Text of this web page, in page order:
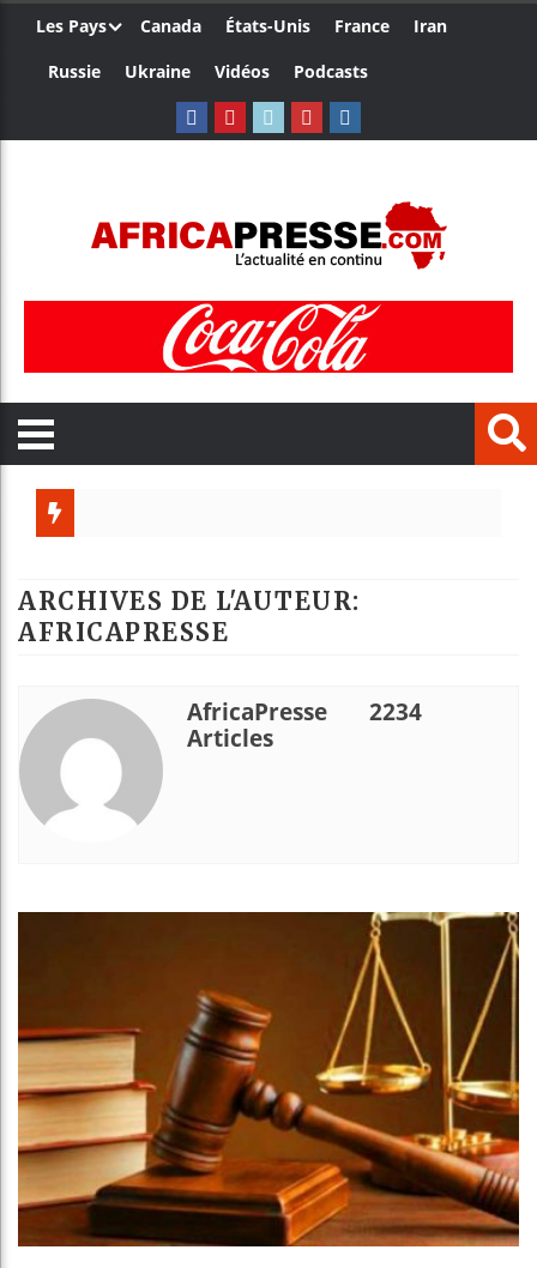
Les Pays Canada États-Unis France
Iran
Russie
Ukraine Vidéos Podcasts
Aliko Dangote
ARCHIVES DE L'AUTEUR:
AFRICAPRESSE
AfricaPresse
2234
Articles